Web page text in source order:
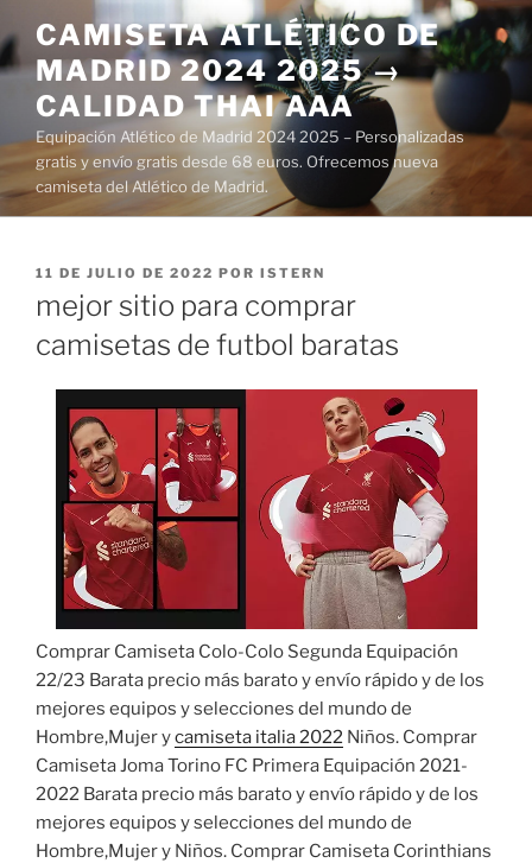
al
contenido
CAMISETA ATLÉTICO DE
MADRID 2024 2025 →
CALIDAD THAI AAA
Equipación Atlético de Madrid 2024 2025 – Personalizadas
gratis y envío gratis desde 68 euros. Ofrecemos nueva
camiseta del Atlético de Madrid.
PUBLICADO
11 DE JULIO DE 2022 POR ISTERN
mejor sitio para comprar
camisetas de futbol baratas
Comprar Camiseta Colo-Colo Segunda Equipación
22/23 Barata precio más barato y envío rápido y de los
mejores equipos y selecciones del mundo de
Hombre,Mujer ycamiseta italia 2022 Niños. Comprar
Camiseta Joma Torino FC Primera Equipación 2021-
2022 Barata precio más barato y envío rápido y de los
mejores equipos y selecciones del mundo de
Hombre,Mujer y Niños. Comprar Camiseta Corinthians